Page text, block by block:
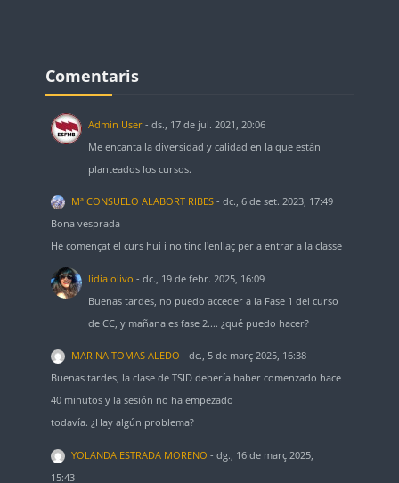
Blocs
Comentaris
Admin User- ds., 17 de jul. 2021, 20:06
Me encanta la diversidad y calidad en la que están
planteados los cursos.
Mª CONSUELO ALABORT RIBES- dc., 6 de set. 2023, 17:49
Bona vesprada
He començat el curs hui i no tinc l'enllaç per a entrar a la classe
lidia olivo - dc., 19 de febr. 2025, 16:09
Buenas tardes, no puedo acceder a la Fase 1 del curso
de CC, y mañana es fase 2.... ¿qué puedo hacer?
MARINA TOMAS ALEDO - dc., 5 de març 2025, 16:38
Buenas tardes, la clase de TSID debería haber comenzado hace
40 minutos y la sesión no ha empezado
todavía. ¿Hay algún problema?
YOLANDA ESTRADA MORENO - dg., 16 de març 2025,
15:43